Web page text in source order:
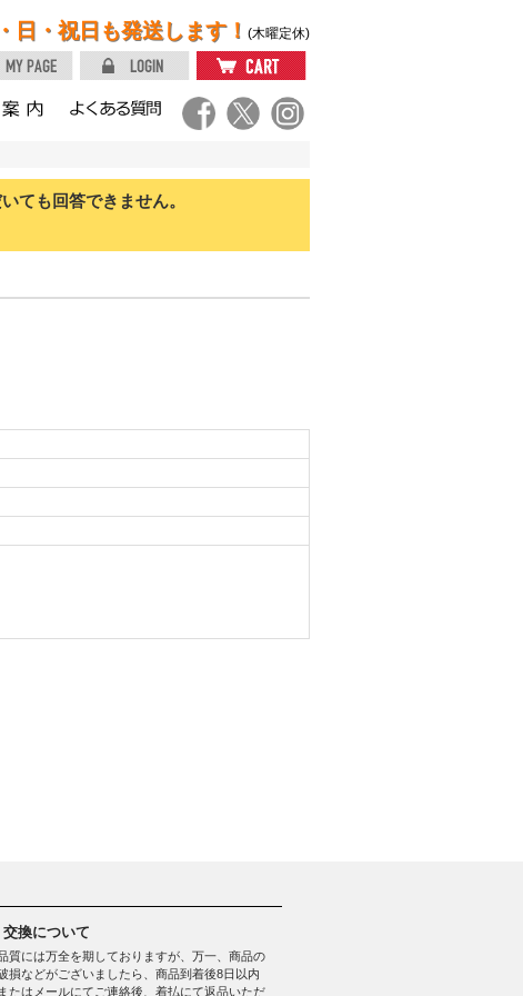
日・祝日も発送します！ (木曜定休)
ても回答できません。
換について
質には万全を期しておりますが、万一、商品の
損などがございましたら、商品到着後8日以内
たはメールにてご連絡後、着払にて返品いただ